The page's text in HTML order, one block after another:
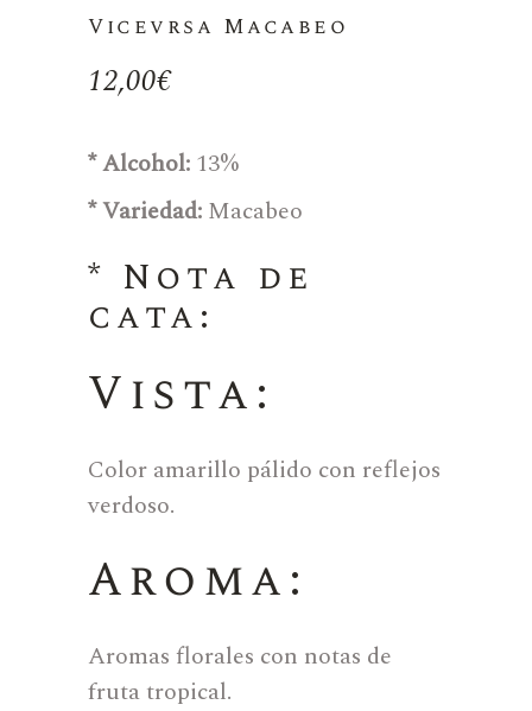
Vicevrsa Macabeo
12,00€
* Alcohol: 13%
* Variedad: Macabeo
* Nota de
cata:
Vista:
Color amarillo pálido con reflejos
verdoso.
Aroma:
Aromas florales con notas de
fruta tropical.